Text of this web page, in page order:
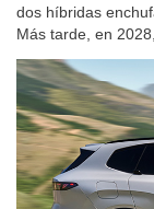
dos híbridas
Más tarde, en